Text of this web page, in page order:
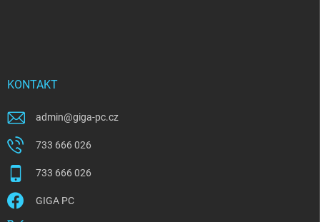
KONTAKT
admin@giga-pc.cz
733 666 026
733 666 026
GIGA PC